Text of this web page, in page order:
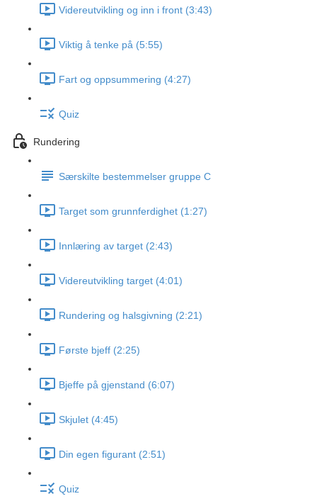
Videreutvikling og inn i front (3:43)
Viktig å tenke på (5:55)
Fart og oppsummering (4:27)
Quiz
Rundering
Særskilte bestemmelser gruppe C
Target som grunnferdighet (1:27)
Innlæring av target (2:43)
Videreutvikling target (4:01)
Rundering og halsgivning (2:21)
Første bjeff (2:25)
Bjeffe på gjenstand (6:07)
Skjulet (4:45)
Din egen figurant (2:51)
Quiz